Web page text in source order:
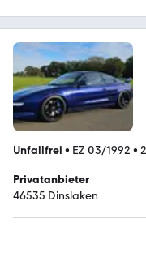
Unfallfrei • EZ 03/1992 •
Privatanbieter
46535 Dinslaken